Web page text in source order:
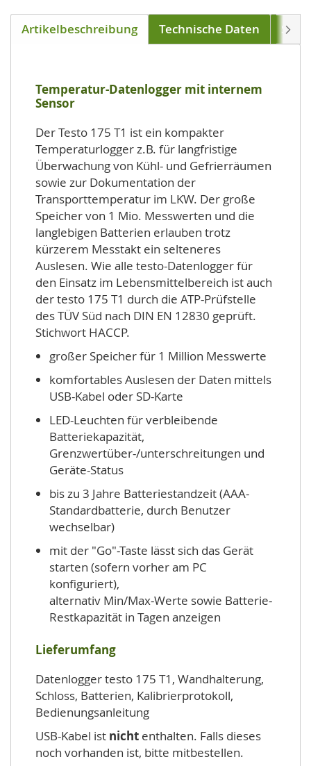
Artikelbeschreibung Technische Daten
Temperatur-Datenlogger mit internem
Sensor
Der Testo 175 T1 ist ein kompakter
Temperaturlogger z.B. für langfristige
Überwachung von Kühl- und Gefrierräumen
sowie zur Dokumentation der
Transporttemperatur im LKW. Der große
Speicher von 1 Mio. Messwerten und die
langlebigen Batterien erlauben trotz
kürzerem Messtakt ein selteneres
Auslesen. Wie alle testo-Datenlogger für
den Einsatz im Lebensmittelbereich ist auch
der testo 175 T1 durch die ATP-Prüfstelle
des TÜV Süd nach DIN EN 12830 geprüft.
Stichwort HACCP.
großer Speicher für 1 Million Messwerte
komfortables Auslesen der Daten mittels
USB-Kabel oder SD-Karte
LED-Leuchten für verbleibende
Batteriekapazität,
Grenzwertüber-/unterschreitungen und
Geräte-Status
bis zu 3 Jahre Batteriestandzeit (AAA-
Standardbatterie, durch Benutzer
wechselbar)
mit der "Go"-Taste lässt sich das Gerät
starten (sofern vorher am PC
konfiguriert),
alternativ Min/Max-Werte sowie Batterie-
Restkapazität in Tagen anzeigen
Lieferumfang
Datenlogger testo 175 T1, Wandhalterung,
Schloss, Batterien, Kalibrierprotokoll,
Bedienungsanleitung
USB-Kabel ist nicht enthalten. Falls dieses
noch vorhanden ist, bitte mitbestellen.